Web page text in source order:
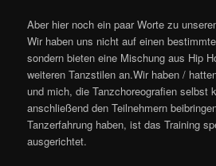
Aber hier noch ein paar Worte zu
Wir haben uns nicht auf einen
sondern bieten eine Mischung aus Hip
weiteren Tanzstilen an.Wir haben /
und mich, die Tanzchoreografien selbst
anschließend den Teilnehmern
Tanzerfahrung haben, ist das Training
ausgerichtet.